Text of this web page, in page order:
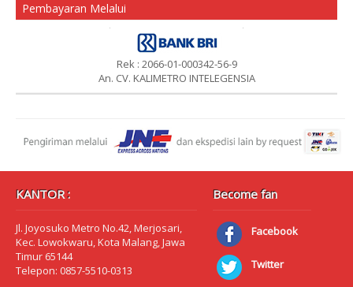
Pembayaran Melalui
Rek : 2066-01-000342-56-9
An. CV. KALIMETRO INTELEGENSIA
KANTOR :
Jl. Joyosuko Metro No.42, Merjosari,
Kec. Lowokwaru, Kota Malang, Jawa
Timur 65144
Telepon: 0857-5510-0313
Become fan
Facebook
Twitter